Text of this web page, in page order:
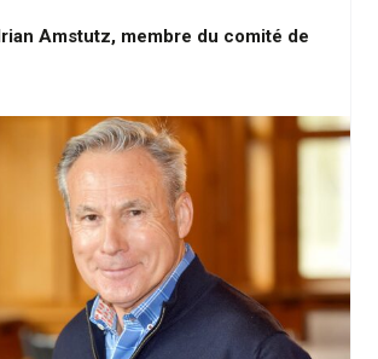
Amstutz, membre du comité de